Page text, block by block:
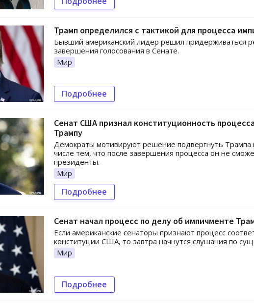
Трамп определился с тактикой для процесса
Бывший американский лидер решил придерживаться
завершения голосования в Сенате.
Мир
Подробнее
Сенат США признал конституционность
Трампу
Демократы мотивируют решение подвергнуть Трампа
числе тем, что после завершения процесса он не
президенты.
Мир
Подробнее
Сенат начал процесс по делу об импичменте
Если американские сенаторы признают процесс
конституции США, то завтра начнутся слушания по
Мир
Подробнее